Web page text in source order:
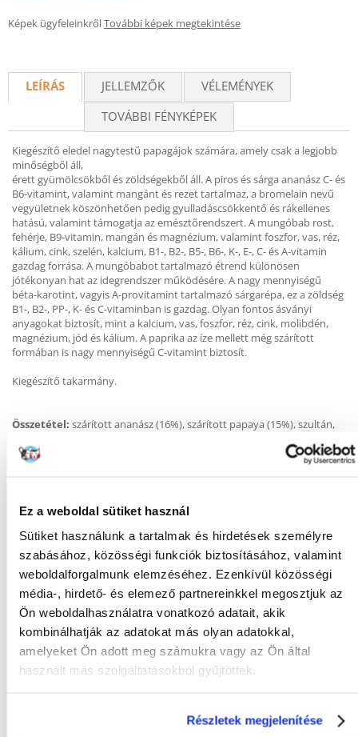
Ez a weboldal sütiket használ
Sütiket használunk a tartalmak és hirdetések személyre
szabásához, közösségi funkciók biztosításához, valamint
weboldalforgalmunk elemzéséhez. Ezenkívül közösségi
média-, hirdető- és elemező partnereinkkel megosztjuk az
Ön weboldalhasználatra vonatkozó adatait, akik
kombinálhatják az adatokat más olyan adatokkal,
amelyeket Ön adott meg számukra vagy az Ön által
használt más szolgáltatásokból gyűjtöttek.
Részletek megjelenítése
Képek ügyfeleinkrőlTovábbi képek megtekintése
LEÍRÁS JELLEMZŐK
VÉLEMÉNYEK
TOVÁBBI FÉNYKÉPEK
Kiegészítő eledel nagytestű papagájok számára, amely csak a legjobb
minőségből áll,
érett gyümölcsökből és zöldségekből áll. A piros és sárga ananász C- és
B6-vitamint, valamint mangánt és rezet tartalmaz, a bromelain nevű
vegyületnek köszönhetően pedig gyulladáscsökkentő és rákellenes
hatású, valamint támogatja az emésztőrendszert. A mungóbab rost,
fehérje, B9-vitamin, mangán és magnézium, valamint foszfor, vas, réz,
kálium, cink, szelén, kalcium, B1-, B2-, B5-, B6-, K-, E-, C- és A-vitamin
gazdag forrása. A mungóbabot tartalmazó étrend különösen
jótékonyan hat az idegrendszer működésére. A nagy mennyiségű
béta-karotint, vagyis A-provitamint tartalmazó sárgarépa, ez a zöldség
B1-, B2-, PP-, K- és C-vitaminban is gazdag. Olyan fontos ásványi
anyagokat biztosít, mint a kalcium, vas, foszfor, réz, cink, molibdén,
magnézium, jód és kálium. A paprika az íze mellett még szárított
formában is nagy mennyiségű C-vitamint biztosít.
Kiegészítő takarmány.
Összetétel: szárított ananász (16%), szárított papaya (15%), szultán,
borsópehely, szárított alma (5%), hántolatlan tökmag (3,5%), szárított
póréhagyma (3%), szárított csipkebogyó, szárított csipkebogyó (2,5%),
nyers olajok zsírok min. 4,41%, nyersrost max. 6,53%, nyers hamu
max. 2,66%, nedvesség max. 12%.
A napi étrend kiegészítéseként etetendő.
KÉRDEZZ TŐLÜNK!
Gyakori Kérdések (GYIK)